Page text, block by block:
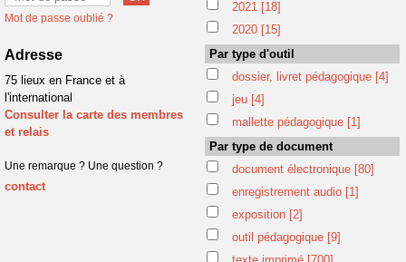
Mot de passe oublié ?
Adresse
75 lieux en France et à
l'international
Consulter la carte des membres
et relais
Une remarque ? Une question ?
contact
2021 [18]
2020 [15]
Par type d'outil
dossier, livret pédagogique [4]
jeu [4]
mallette pédagogique [1]
Par type de document
document électronique [80]
enregistrement audio [1]
exposition [2]
outil pédagogique [9]